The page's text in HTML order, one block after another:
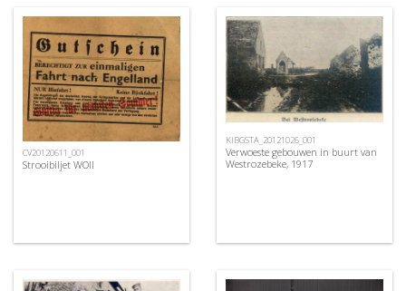
CV20120611_001
Strooibiljet WOII
KIBGSTA_20121026_001
Verwoeste gebouwen in buurt van
Westrozebeke, 1917